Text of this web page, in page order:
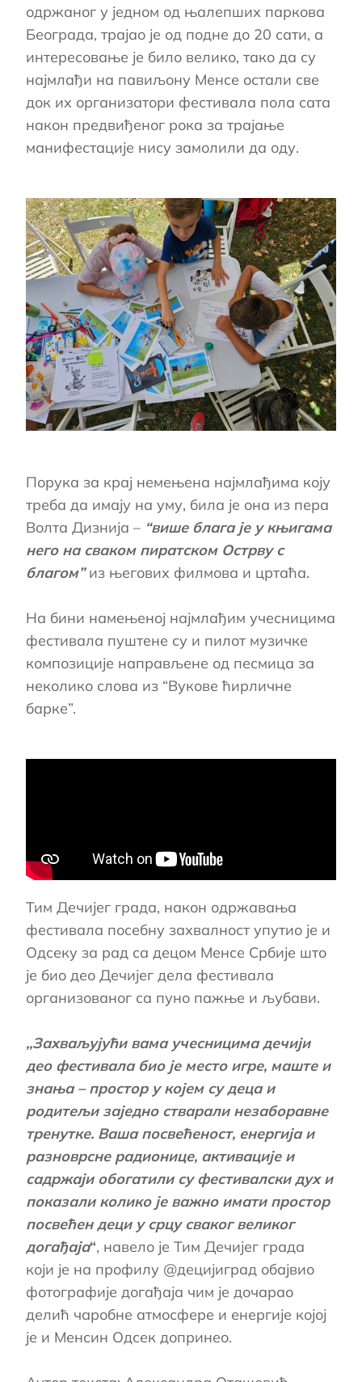
одржаног у једном од њалепших паркова
Београда, трајао је од подне до 20 сати, а
интересовање је било велико, тако да су
најмлађи на павиљону Менсе остали све
док их организатори фестивала пола сата
након предвиђеног рока за трајање
манифестације нису замолили да оду.
Порука за крај немењена најмлађима коју
треба да имају на уму, била је она из пера
Волта Дизнија – “више блага је у књигама
него на сваком пиратском Острву с
благом”из његових филмова и цртаћа.
На бини намењеној најмлађим учесницима
фестивала пуштене су и пилот музичке
композиције направљене од песмица за
неколико слова из “Вукове ћирличне
барке”.
Тим Дечијег града, након одржавања
фестивала посебну захвалност упутио је и
Одсеку за рад са децом Менсе Србије што
је био део Дечијег дела фестивала
организованог са пуно пажње и љубави.
,,Захваљујући вама учесницима дечији
део фестивала био је место игре, маште и
знања – простор у којем су деца и
родитељи заједно стварали незаборавне
тренутке. Ваша посвећеност, енергија и
разноврсне радионице, активације и
садржаји обогатили су фестивалски дух и
показали колико је важно имати простор
посвећен деци у срцу сваког великог
догађаја“, навело је Тим Дечијег града
који је на профилу @децијиград обајвио
фотографије догађаја чим је дочарао
делић чаробне атмосфере и енергије којој
је и Менсин Одсек допринео.